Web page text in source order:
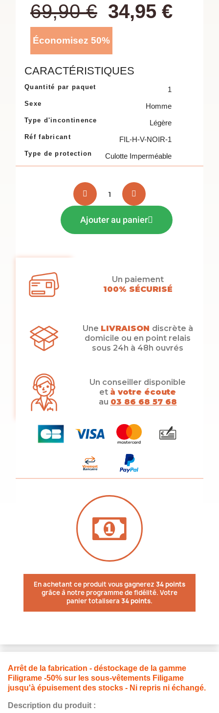
69,90 € 34,95 €
Économisez 50%
CARACTÉRISTIQUES
Quantité par paquet 1
Sexe Homme
Type d'incontinence Légère
Réf fabricant FIL-H-V-NOIR-1
Type de protection Culotte Imperméable
Ajouter au panier
Un paiement
100% SÉCURISÉ
Une LIVRAISON discrète à
domicile ou en point relais
sous 24h à 48h ouvrés
Un conseiller disponible
et à votre écoute
au 03 86 68 57 68
En achetant ce produit vous gagnerez 34 points
grâce à notre programme de fidélité. Votre
panier totalisera 34 points.
Arrêt de la fabrication - déstockage de la gamme
Filigrame -50% sur les sous-vêtements Filigame
jusqu'à épuisement des stocks - Ni repris ni échangé.
Description du produit :